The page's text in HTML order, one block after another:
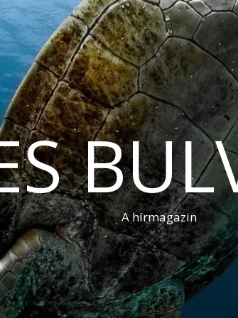
A hírmagazin